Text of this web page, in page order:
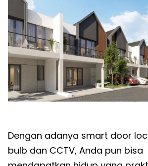
Dengan adanya smart door
bulb dan CCTV, Anda pun bisa